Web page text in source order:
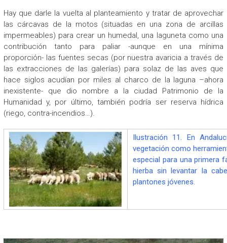
Hay que darle la vuelta al planteamiento y tratar de aprovechar
las cárcavas de la motos (situadas en una zona de arcillas
impermeables) para crear un humedal, una laguneta como una
contribución tanto para paliar -aunque en una mínima
proporción- las fuentes secas (por nuestra avaricia a través de
las extracciones de las galerías) para solaz de las aves que
hace siglos acudían por miles al charco de la laguna –ahora
inexistente- que dio nombre a la ciudad Patrimonio de la
Humanidad y, por último, también podría ser reserva hídrica
(riego, contra-incendios…).
Ilustración 11. En
vegetación como
especial para una primera
hierba sin levantar la
plantones jóvenes.